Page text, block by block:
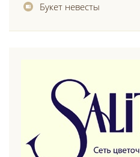
Букет невесты